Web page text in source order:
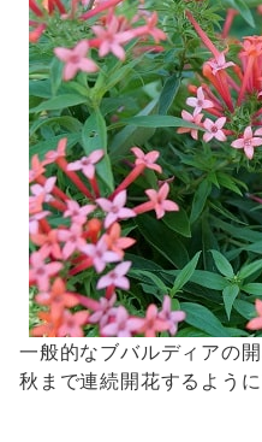
一般的なブバルディアの
秋まで連続開花するように